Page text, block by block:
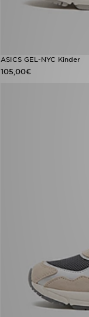
ASICS GEL-NYC Kinder
105,00€